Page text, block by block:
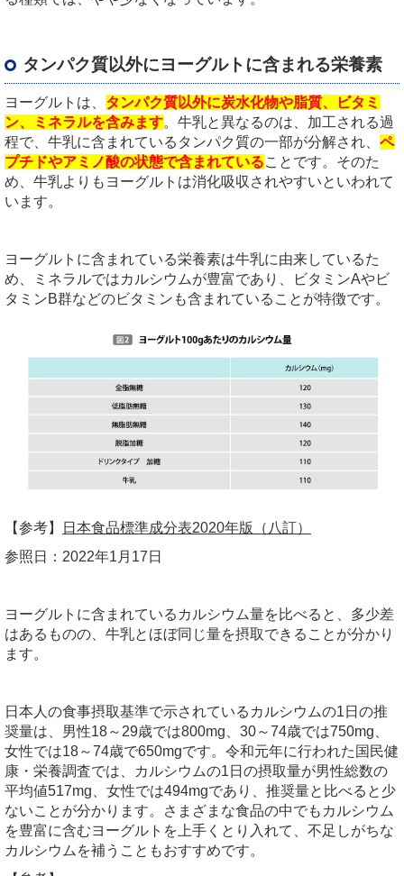
タンパク質以外にヨーグルトに含まれる栄養素
ヨーグルトは、 タンパク質以外に炭水化物や脂質、ビタミ
ン、ミネラルを含みます。牛乳と異なるのは、加工される過
程で、牛乳に含まれているタンパク質の一部が分解され、 ペ
プチドやアミノ酸の状態で含まれていることです。そのた
め、牛乳よりもヨーグルトは消化吸収されやすいといわれて
います。
ヨーグルトに含まれている栄養素は牛乳に由来しているた
め、ミネラルではカルシウムが豊富であり、ビタミンAやビ
タミンB群などのビタミンも含まれていることが特徴です。
【参考】
日本食品標準成分表2020年版（八訂）
参照日：2022年1月17日
ヨーグルトに含まれているカルシウム量を比べると、多少差
はあるものの、牛乳とほぼ同じ量を摂取できることが分かり
ます。
日本人の食事摂取基準で示されているカルシウムの1日の推
奨量は、男性18～29歳では800mg、30～74歳では750mg、
女性では18～74歳で650mgです。令和元年に行われた国民健
康・栄養調査では、カルシウムの1日の摂取量が男性総数の
平均値517mg、女性では494mgであり、推奨量と比べると少
ないことが分かります。さまざまな食品の中でもカルシウム
を豊富に含むヨーグルトを上手くとり入れて、不足しがちな
カルシウムを補うこともおすすめです。